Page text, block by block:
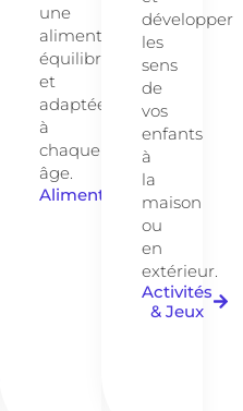
une
alimentation
équilibrée
et
adaptée
à
chaque
âge.
Alimentation
développer
les
sens
de
vos
enfants
à
la
maison
ou
en
extérieur.
Activités
& Jeux